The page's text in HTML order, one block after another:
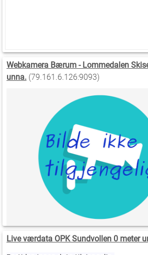
Webkamera Bærum - Lommedalen
unna. (79.161.6.126:9093)
Live værdata OPK Sundvollen 0 meter